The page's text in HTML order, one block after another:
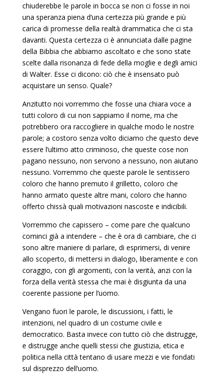
chiuderebbe le parole in bocca se non ci fosse in noi
una speranza piena d’una certezza più grande e più
carica di promesse della realtà drammatica che ci sta
davanti. Questa certezza ci è annunciata dalle pagine
della Bibbia che abbiamo ascoltato e che sono state
scelte dalla risonanza di fede della moglie e degli amici
di Walter. Esse ci dicono: ciò che è insensato può
acquistare un senso. Quale?
Anzitutto noi vorremmo che fosse una chiara voce a
tutti coloro di cui non sappiamo il nome, ma che
potrebbero ora raccogliere in qualche modo le nostre
parole; a costoro senza volto diciamo che questo deve
essere l’ultimo atto criminoso, che queste cose non
pagano nessuno, non servono a nessuno, non aiutano
nessuno. Vorremmo che queste parole le sentissero
coloro che hanno premuto il grilletto, coloro che
hanno armato queste altre mani, coloro che hanno
offerto chissà quali motivazioni nascoste e indicibili.
Vorremmo che capissero – come pare che qualcuno
cominci già a intendere – che è ora di cambiare, che ci
sono altre maniere di parlare, di esprimersi, di venire
allo scoperto, di mettersi in dialogo, liberamente e con
coraggio, con gli argomenti, con la verità, anzi con la
forza della verità stessa che mai è disgiunta da una
coerente passione per l’uomo.
Vengano fuori le parole, le discussioni, i fatti, le
intenzioni, nel quadro di un costume civile e
democratico. Basta invece con tutto ciò che distrugge,
e distrugge anche quelli stessi che giustizia, etica e
politica nella città tentano di usare mezzi e vie fondati
sul disprezzo dell’uomo.